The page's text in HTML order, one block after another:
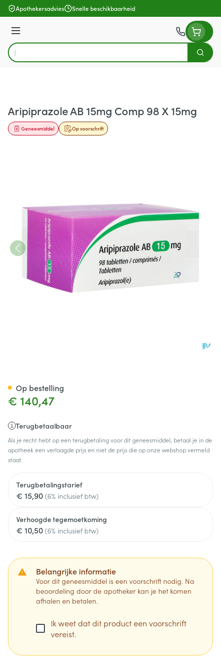
Ga naar de inhoud
Apothekersadvies Snelle beschikbaarheid
Menu
Product, merk, categorie...
Zoek
Aripiprazole AB 15mg Comp 98 X 15mg
Op voorschrift
Geneesmiddel
€ 140,47
Terugbetaalbaar
Als je recht hebt op een terugbetaling voor dit geneesmiddel, betaal je in de
apotheek een verlaagde prijs en niet de prijs die op onze webshop vermeld
staat.
Terugbetalingstarief
€ 15,90 (6% inclusief btw)
Verhoogde tegemoetkoming
€ 10,50 (6% inclusief btw)
Belangrijke informatie
Voor dit geneesmiddel is een voorschrift nodig. Na
beoordeling door de apotheker kan je het komen
afhalen en betalen.
Ik weet dat dit product een voorschrift
vereist.
Op bestelling